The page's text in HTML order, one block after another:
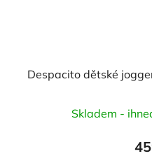
Despacito dětské
Skladem -